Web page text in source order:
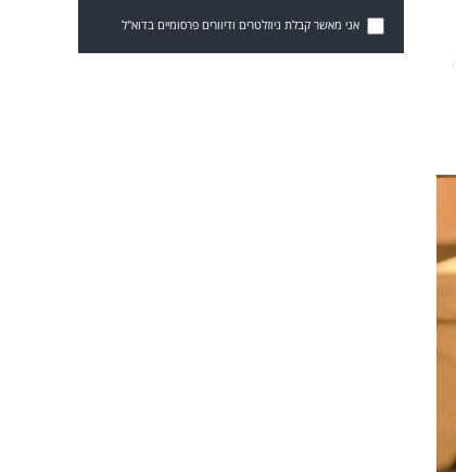
אני מאשר קבלת ניוזלטרים ודיוורים פרסומיים בדוא"ל